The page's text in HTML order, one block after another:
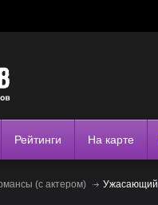
Рейтинги На карте
(с актером) Ужасающий